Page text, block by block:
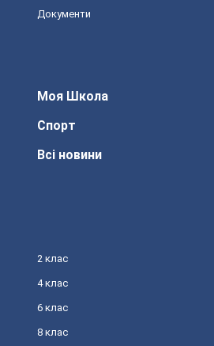
Документи
Моя Школа
Спорт
Всі новини
2 клас
4 клас
6 клас
8 клас